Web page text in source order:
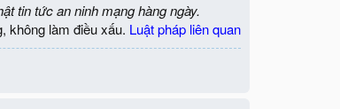
tin tức an ninh mạng hàng ngày.
không làm điều xấu. Luật pháp liên quan